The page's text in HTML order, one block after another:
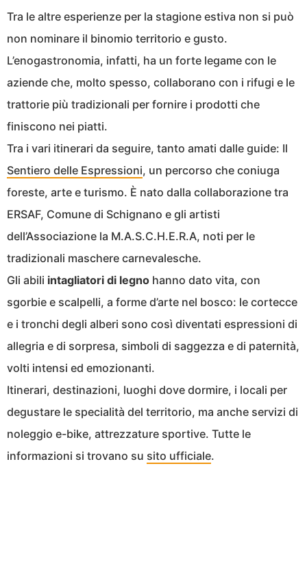
Tra le altre esperienze per la stagione estiva non si può
non nominare il binomio territorio e gusto.
L’enogastronomia, infatti, ha un forte legame con le
aziende che, molto spesso, collaborano con i rifugi e le
trattorie più tradizionali per fornire i prodotti che
finiscono nei piatti.
Tra i vari itinerari da seguire, tanto amati dalle guide: Il
Sentiero delle Espressioni, un percorso che coniuga
foreste, arte e turismo. È nato dalla collaborazione tra
ERSAF, Comune di Schignano e gli artisti
dell’Associazione la M.A.S.C.H.E.R.A, noti per le
tradizionali maschere carnevalesche.
Gli abili intagliatori di legno hanno dato vita, con
sgorbie e scalpelli, a forme d’arte nel bosco: le cortecce
e i tronchi degli alberi sono così diventati espressioni di
allegria e di sorpresa, simboli di saggezza e di paternità,
volti intensi ed emozionanti.
Itinerari, destinazioni, luoghi dove dormire, i locali per
degustare le specialità del territorio, ma anche servizi di
noleggio e-bike, attrezzature sportive. Tutte le
informazioni si trovano su sito ufficiale.